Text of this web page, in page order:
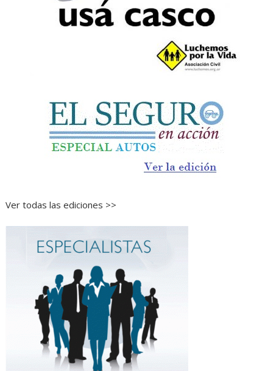
Ver todas las ediciones >>